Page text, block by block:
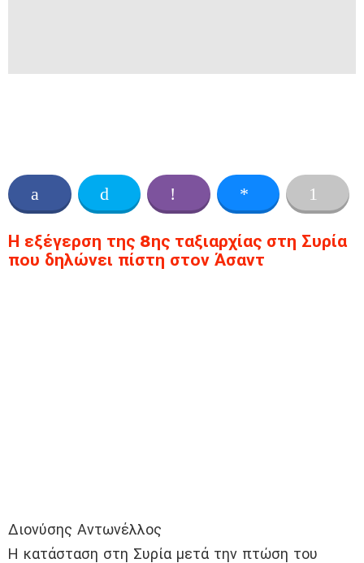
Η εξέγερση της 8ης ταξιαρχίας στη Συρία
που δηλώνει πίστη στον Άσαντ
Διονύσης Αντωνέλλος
Η κατάσταση στη Συρία μετά την πτώση του